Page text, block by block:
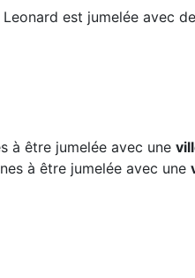
est jumelée avec
à être jumelée avec une
à être jumelée avec une